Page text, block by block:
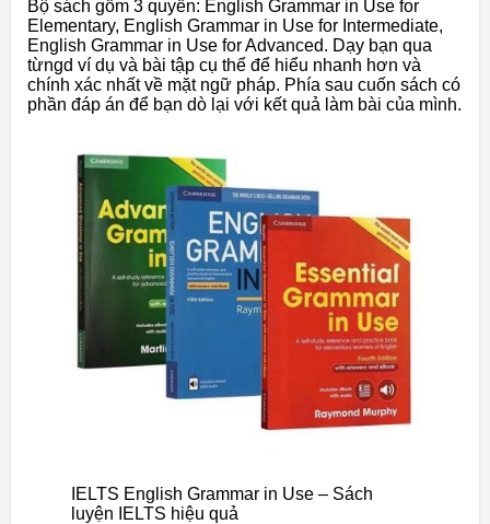
Bộ sách gồm 3 quyền: English Grammar in Use for
Elementary, English Grammar in Use for Intermediate,
English Grammar in Use for Advanced. Dạy bạn qua
từngd ví dụ và bài tập cụ thể để hiểu nhanh hơn và
chính xác nhất về mặt ngữ pháp. Phía sau cuốn sách có
phần đáp án để bạn dò lại với kết quả làm bài của mình.
IELTS English Grammar in Use – Sách
luyện IELTS hiệu quả